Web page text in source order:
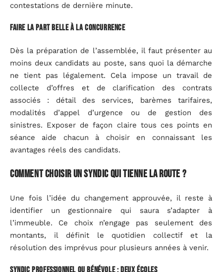
contestations de dernière minute.
Faire la part belle à la concurrence
Dès la préparation de l’assemblée, il faut présenter au
moins deux candidats au poste, sans quoi la démarche
ne tient pas légalement. Cela impose un travail de
collecte d’offres et de clarification des contrats
associés : détail des services, barèmes tarifaires,
modalités d’appel d’urgence ou de gestion des
sinistres. Exposer de façon claire tous ces points en
séance aide chacun à choisir en connaissant les
avantages réels des candidats.
Comment choisir un syndic qui tienne la route ?
Une fois l’idée du changement approuvée, il reste à
identifier un gestionnaire qui saura s’adapter à
l’immeuble. Ce choix n’engage pas seulement des
montants, il définit le quotidien collectif et la
résolution des imprévus pour plusieurs années à venir.